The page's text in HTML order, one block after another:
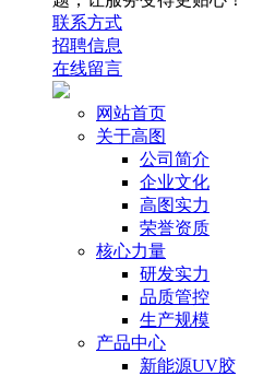
联系方式
招聘信息
在线留言
网站首页
关于高图
公司简介
企业文化
高图实力
荣誉资质
核心力量
研发实力
品质管控
生产规模
产品中心
新能源UV胶